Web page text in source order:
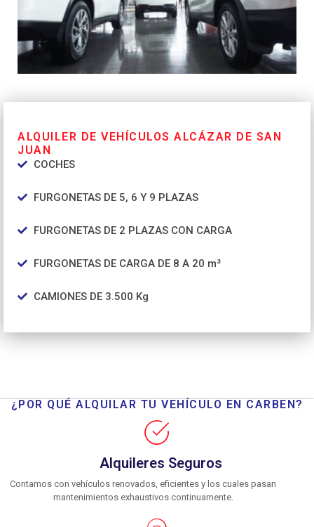
ALQUILER DE VEHÍCULOS ALCÁZAR DE SAN
JUAN
COCHES
FURGONETAS DE 5, 6 Y 9 PLAZAS
FURGONETAS DE 2 PLAZAS CON CARGA
FURGONETAS DE CARGA DE 8 A 20 m³
CAMIONES DE 3.500 Kg
¿POR QUÉ ALQUILAR TU VEHÍCULO EN CARBEN?
Alquileres Seguros
Contamos con vehículos renovados, eficientes y los cuales pasan
mantenimientos exhaustivos continuamente.